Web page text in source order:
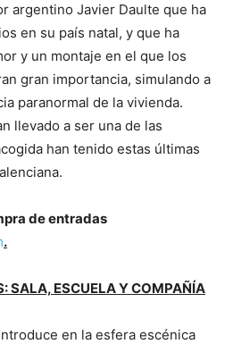
argentino Javier Daulte que ha
en su país natal, y que ha
y un montaje en el que los
gran importancia, simulando a
paranormal de la vivienda.
llevado a ser una de las
han tenido estas últimas
de entradas
.
SALA, ESCUELA Y COMPAÑÍA
en la esfera escénica